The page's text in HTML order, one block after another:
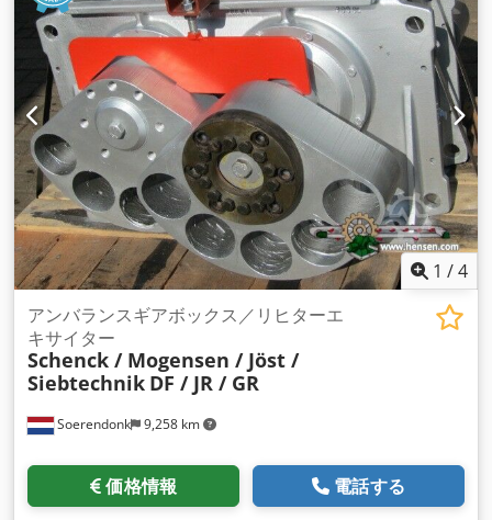
1 /4
Soerendonk 9,258 km
アンバランスギアボックス／リヒターエ
キサイター
Schenck / Mogensen / Jöst /
Siebtechnik DF / JR / GR
価格情報 電話する